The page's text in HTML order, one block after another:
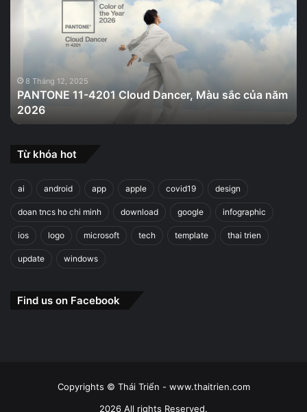
Màu
của
năm
2026
8 Tháng 12, 2025
PANTONE 11-4201 Cloud Dancer, Màu sắc của năm
2026
Từ khóa hot
ai android app apple covid19 design
doan tncs ho chi minh download google infographic
ios logo microsoft tech template thai trien
update windows
Find us on Facebook
Copyrights © Thái Triển - www.thaitrien.com
2026 All rights Reserved.